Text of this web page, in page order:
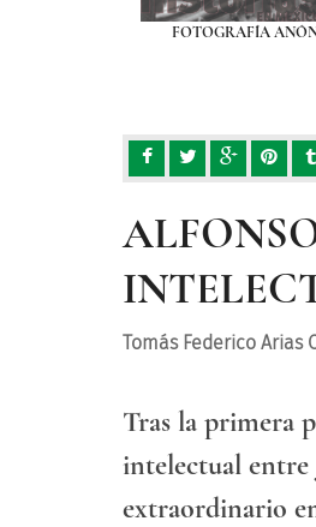
FOTOGRAFÍA
Tomás Federico Arias
Tras la primera
intelectual entre
extraordinario